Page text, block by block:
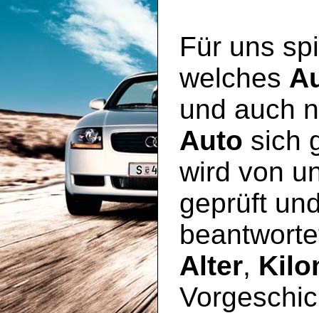
Für uns
welches
und auch
Auto sich
wird von
geprüft
Alter,